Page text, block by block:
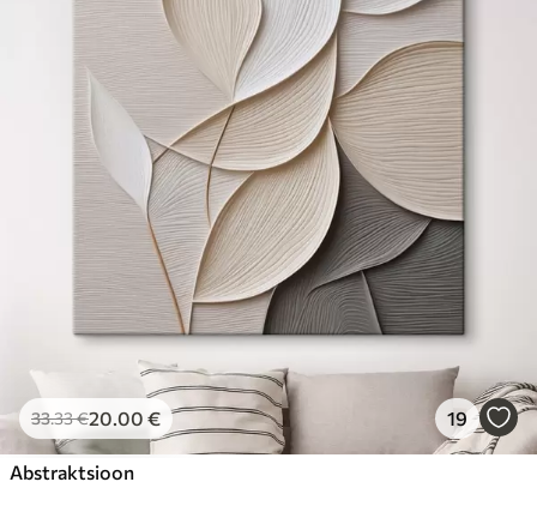
33.33€20.00 € 19
Abstraktsioon